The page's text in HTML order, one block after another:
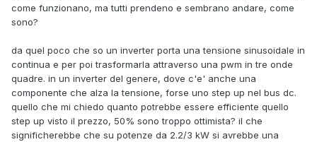
come funzionano, ma tutti prendeno e sembrano andare, come
sono?
da quel poco che so un inverter porta una tensione sinusoidale in
continua e per poi trasformarla attraverso una pwm in tre onde
quadre. in un inverter del genere, dove c'e' anche una
componente che alza la tensione, forse uno step up nel bus dc.
quello che mi chiedo quanto potrebbe essere efficiente quello
step up visto il prezzo, 50% sono troppo ottimista? il che
significherebbe che su potenze da 2.2/3 kW si avrebbe una